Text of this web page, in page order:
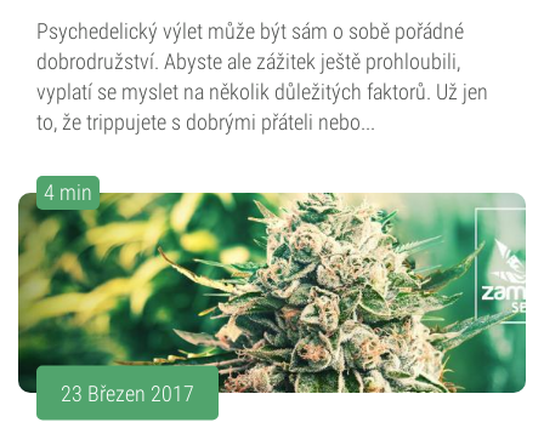
Psychedelický výlet může být sám o sobě pořádné
dobrodružství. Abyste ale zážitek ještě prohloubili,
vyplatí se myslet na několik důležitých faktorů. Už jen
to, že trippujete s dobrými přáteli nebo...
4 min
23 Březen 2017